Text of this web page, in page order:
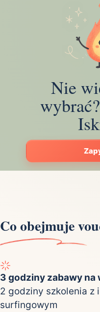
Nie
Co obejmuje
3 godziny zabawy na
2 godziny szkolenia z
surfingowym